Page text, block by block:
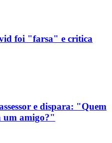
foi "farsa" e critica
e dispara: "Quem
um amigo?"